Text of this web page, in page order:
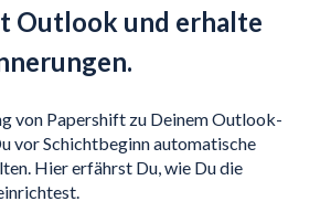
Outlook und erhalte
von Papershift zu Deinem Outlook-
vor Schichtbeginn automatische
Hier erfährst Du, wie Du die